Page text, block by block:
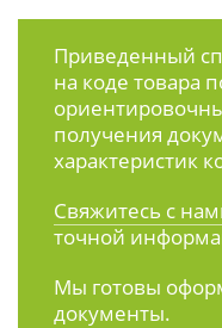
Приведенный
на коде товара
получения
характеристик
Свяжитесь с
точной
Мы готовы
документы.